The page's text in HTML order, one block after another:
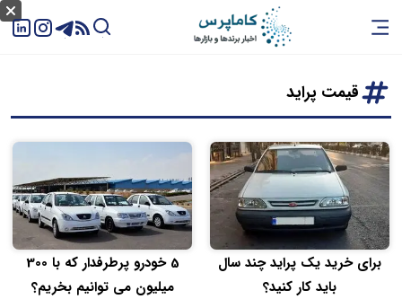
قیمت پراید
برای خرید یک پراید چند سال
باید کار کنید؟
5 خودرو پرطرفدار که با 300
میلیون می توانیم بخریم؟